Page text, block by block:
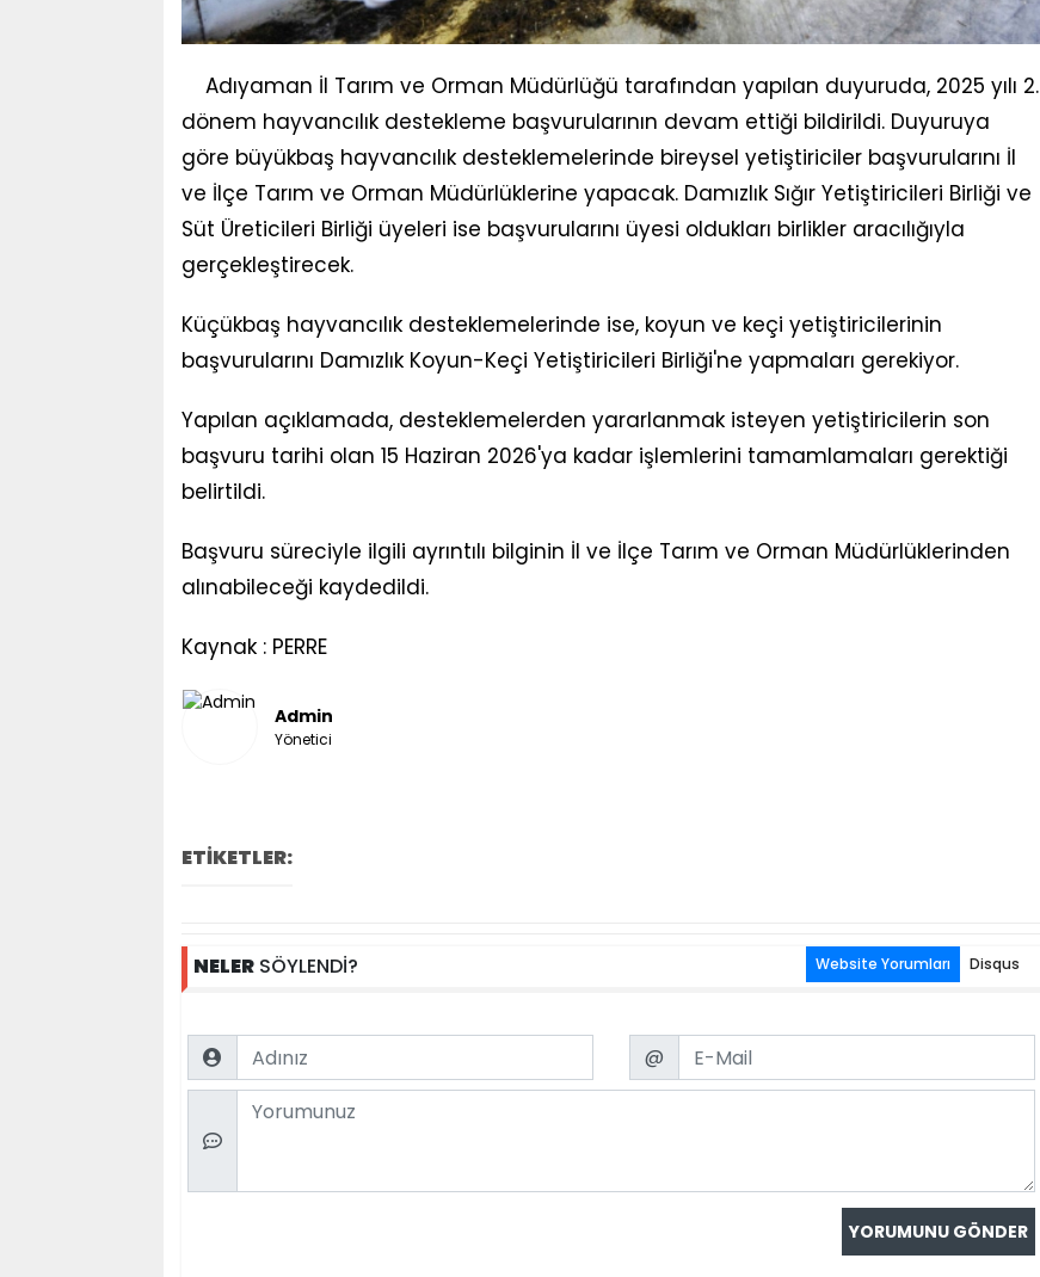
Adıyaman İl Tarım ve Orman Müdürlüğü tarafından yapılan duyuruda, 2025 yılı 2.
dönem hayvancılık destekleme başvurularının devam ettiği bildirildi. Duyuruya
göre büyükbaş hayvancılık desteklemelerinde bireysel yetiştiriciler başvurularını İl
ve İlçe Tarım ve Orman Müdürlüklerine yapacak. Damızlık Sığır Yetiştiricileri Birliği ve
Süt Üreticileri Birliği üyeleri ise başvurularını üyesi oldukları birlikler aracılığıyla
gerçekleştirecek.
Küçükbaş hayvancılık desteklemelerinde ise, koyun ve keçi yetiştiricilerinin
başvurularını Damızlık Koyun-Keçi Yetiştiricileri Birliği'ne yapmaları gerekiyor.
Yapılan açıklamada, desteklemelerden yararlanmak isteyen yetiştiricilerin son
başvuru tarihi olan 15 Haziran 2026'ya kadar işlemlerini tamamlamaları gerektiği
belirtildi.
Başvuru süreciyle ilgili ayrıntılı bilginin İl ve İlçe Tarım ve Orman Müdürlüklerinden
alınabileceği kaydedildi.
Kaynak : PERRE
Admin
Yönetici
ETİKETLER:
NELERSÖYLENDİ? Website Yorumları Disqus
Name Email
@
Comment